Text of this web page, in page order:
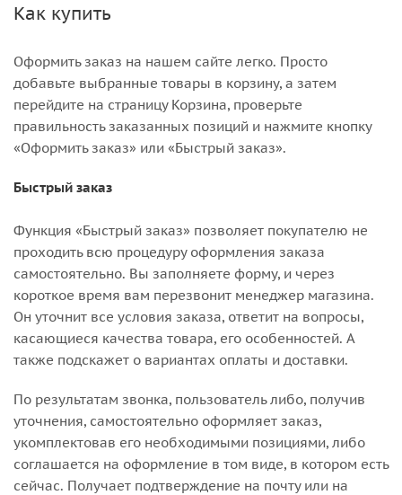
Как купить
Оформить заказ на нашем сайте легко. Просто
добавьте выбранные товары в корзину, а затем
перейдите на страницу Корзина, проверьте
правильность заказанных позиций и нажмите кнопку
«Оформить заказ» или «Быстрый заказ».
Быстрый заказ
Функция «Быстрый заказ» позволяет покупателю не
проходить всю процедуру оформления заказа
самостоятельно. Вы заполняете форму, и через
короткое время вам перезвонит менеджер магазина.
Он уточнит все условия заказа, ответит на вопросы,
касающиеся качества товара, его особенностей. А
также подскажет о вариантах оплаты и доставки.
По результатам звонка, пользователь либо, получив
уточнения, самостоятельно оформляет заказ,
укомплектовав его необходимыми позициями, либо
соглашается на оформление в том виде, в котором есть
сейчас. Получает подтверждение на почту или на